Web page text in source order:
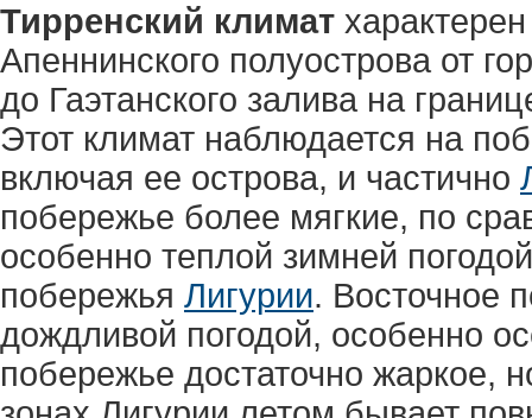
Тирренский климат
Апеннинского полуострова от
до Гаэтанского залива на
Этот климат наблюдается на
включая ее острова, и частично
побережье более мягкие, по
особенно теплой зимней
побережья Лигурии. Восточное
дождливой погодой, особенно
побережье достаточно жаркое,